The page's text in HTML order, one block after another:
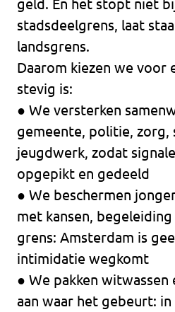
geld. En het stopt niet
stadsdeelgrens, laat
landsgrens.
Daarom kiezen we voor
stevig is:
● We versterken
gemeente, politie, zorg,
jeugdwerk, zodat
opgepikt en gedeeld
● We beschermen
met kansen,
grens: Amsterdam is
intimidatie wegkomt
● We pakken witwassen
aan waar het gebeurt: in